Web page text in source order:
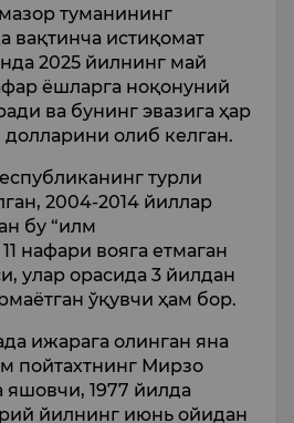
туманининг
истиқомат
2025 йилнинг май
ёшларга ноқонуний
ва бунинг эвазига ҳар
олиб келган.
турли
2004-2014 йиллар
бу “илм
нафари вояга етмаган
улар орасида 3 йилдан
ўқувчи ҳам бор.
ижарага олинган яна
пойтахтнинг Мирзо
яшовчи, 1977 йилда
йилнинг июнь ойидан